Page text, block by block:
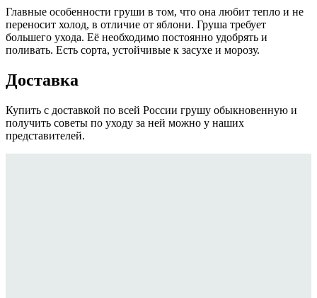
Главные особенности груши в том, что она любит тепло и не
переносит холод, в отличие от яблони. Груша требует
большего ухода. Её необходимо постоянно удобрять и
поливать. Есть сорта, устойчивые к засухе и морозу.
Доставка
Купить с доставкой по всей России грушу обыкновенную и
получить советы по уходу за ней можно у наших
представителей.